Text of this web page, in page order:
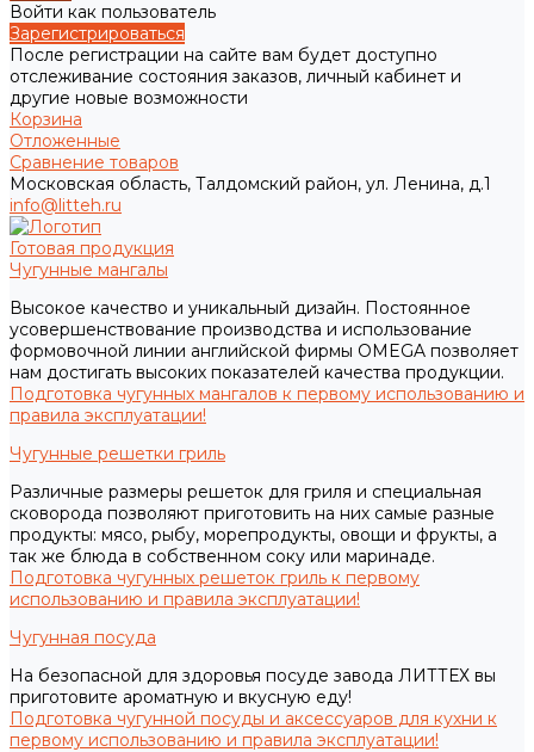
Войти как пользователь
Зарегистрироваться
После регистрации на сайте вам будет доступно
отслеживание состояния заказов, личный кабинет и
другие новые возможности
Корзина
Отложенные
Сравнение товаров
Московская область, Талдомский район, ул. Ленина, д.1
info@litteh.ru
Готовая продукция
Чугунные мангалы
Высокое качество и уникальный дизайн. Постоянное
усовершенствование производства и использование
формовочной линии английской фирмы OMEGA позволяет
нам достигать высоких показателей качества продукции.
Подготовка чугунных мангалов к первому использованию и
правила эксплуатации!
Чугунные решетки гриль
Различные размеры решеток для гриля и специальная
сковорода позволяют приготовить на них самые разные
продукты: мясо, рыбу, морепродукты, овощи и фрукты, а
так же блюда в собственном соку или маринаде.
Подготовка чугунных решеток гриль к первому
использованию и правила эксплуатации!
Чугунная посуда
На безопасной для здоровья посуде завода ЛИТТЕХ вы
приготовите ароматную и вкусную еду!
Подготовка чугунной посуды и аксессуаров для кухни к
первому использованию и правила эксплуатации!